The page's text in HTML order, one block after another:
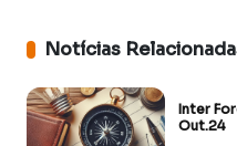
Notícias
Inter
Out.24